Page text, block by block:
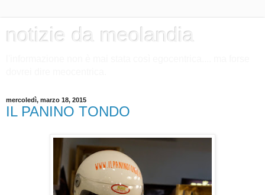
notizie da meolandia
mercoledì, marzo 18, 2015
IL PANINO TONDO